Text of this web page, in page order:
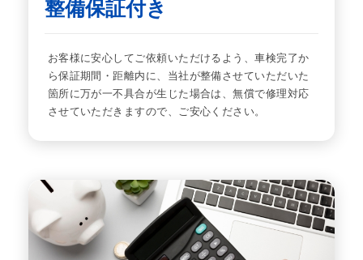
整備保証付き
お客様に安心してご依頼いただけるよう、車検完了か
ら保証期間・距離内に、当社が整備させていただいた
箇所に万が一不具合が生じた場合は、無償で修理対応
させていただきますので、ご安心ください。